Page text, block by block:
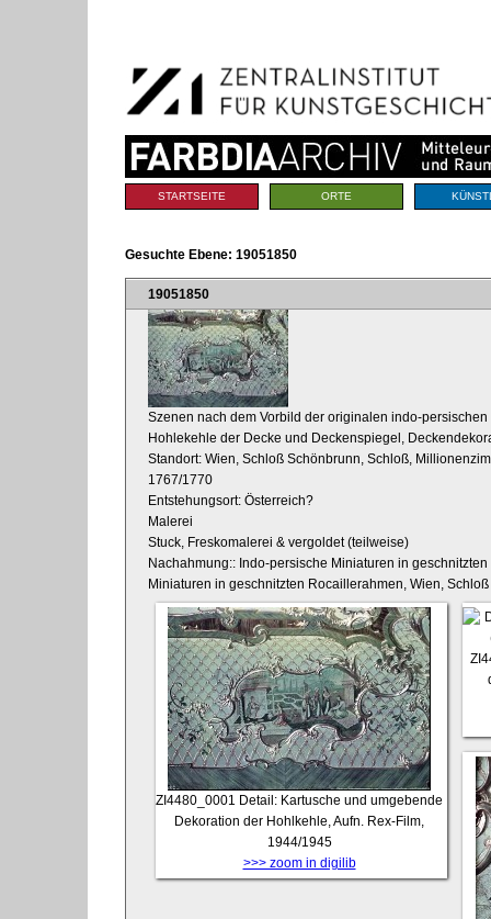
Navigation
Sektionen
STARTSEITE ORTE
Gesuchte Ebene: 19051850
19051850
Szenen nach dem Vorbild der originalen indo-
Hohlekehle der Decke und Deckenspiegel,
Standort: Wien, Schloß Schönbrunn, Schloß,
1767/1770
Entstehungsort: Österreich?
Malerei
Stuck, Freskomalerei & vergoldet (teilweise)
Nachahmung:: Indo-persische Miniaturen in
Miniaturen in geschnitzten Rocaillerahmen, Wien,
ZI4480_0001 Detail: Kartusche und umgebende
Dekoration der Hohlkehle, Aufn. Rex-Film,
1944/1945
>>> zoom in digilib